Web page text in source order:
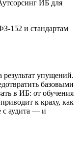
ИБ для
152 и стандартам
упущений.
базовыми
в ИБ: от обучения
к краху, как
с аудита — и